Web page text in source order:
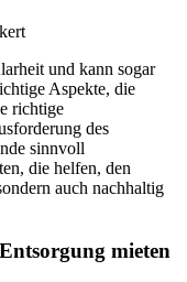
und kann sogar
Aspekte, die
richtige
des
sinnvoll
die helfen, den
auch nachhaltig
mieten